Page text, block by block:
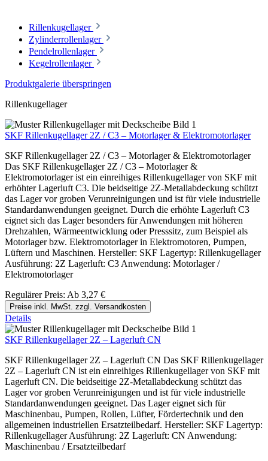
Rillenkugellager
Zylinderrollenlager
Pendelrollenlager
Kegelrollenlager
Produktgalerie überspringen
Rillenkugellager
SKF Rillenkugellager 2Z / C3 – Motorlager & Elektromotorlager
SKF Rillenkugellager 2Z / C3 – Motorlager & Elektromotorlager
Das SKF Rillenkugellager 2Z / C3 – Motorlager &
Elektromotorlager ist ein einreihiges Rillenkugellager von SKF mit
erhöhter Lagerluft C3. Die beidseitige 2Z-Metallabdeckung schützt
das Lager vor groben Verunreinigungen und ist für viele industrielle
Standardanwendungen geeignet. Durch die erhöhte Lagerluft C3
eignet sich das Lager besonders für Anwendungen mit höheren
Drehzahlen, Wärmeentwicklung oder Presssitz, zum Beispiel als
Motorlager bzw. Elektromotorlager in Elektromotoren, Pumpen,
Lüftern und Maschinen. Hersteller: SKF Lagertyp: Rillenkugellager
Ausführung: 2Z Lagerluft: C3 Anwendung: Motorlager /
Elektromotorlager
Regulärer Preis: Ab 3,27 €
Preise inkl. MwSt. zzgl. Versandkosten
Details
SKF Rillenkugellager 2Z – Lagerluft CN
SKF Rillenkugellager 2Z – Lagerluft CN Das SKF Rillenkugellager
2Z – Lagerluft CN ist ein einreihiges Rillenkugellager von SKF mit
Lagerluft CN. Die beidseitige 2Z-Metallabdeckung schützt das
Lager vor groben Verunreinigungen und ist für viele industrielle
Standardanwendungen geeignet. Das Lager eignet sich für
Maschinenbau, Pumpen, Rollen, Lüfter, Fördertechnik und den
allgemeinen industriellen Ersatzteilbedarf. Hersteller: SKF Lagertyp:
Rillenkugellager Ausführung: 2Z Lagerluft: CN Anwendung:
Maschinenbau / Ersatzteilbedarf